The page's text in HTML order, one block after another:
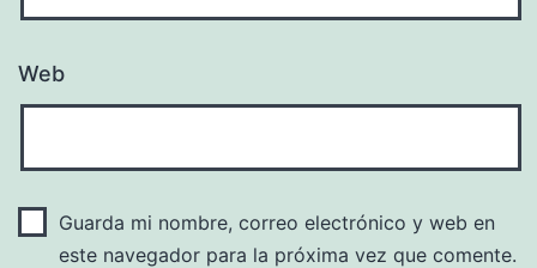
Web
Guarda mi nombre, correo electrónico y web en
este navegador para la próxima vez que comente.